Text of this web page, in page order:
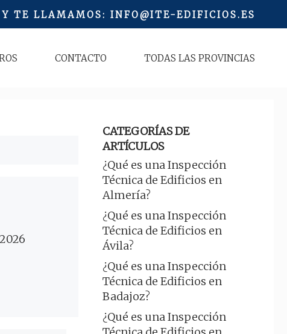
Y TE LLAMAMOS: INFO@ITE-EDIFICIOS.ES
CONTACTO TODAS LAS PROVINCIAS
CATEGORÍAS DE
ARTÍCULOS
¿Qué es una Inspección
Técnica de Edificios en
Almería?
¿Qué es una Inspección
Técnica de Edificios en
Ávila?
¿Qué es una Inspección
Técnica de Edificios en
Badajoz?
¿Qué es una Inspección